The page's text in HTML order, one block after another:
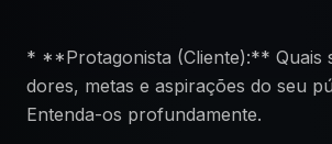
* **Protagonista (Cliente):** Quais
dores, metas e aspirações do seu
Entenda-os profundamente.